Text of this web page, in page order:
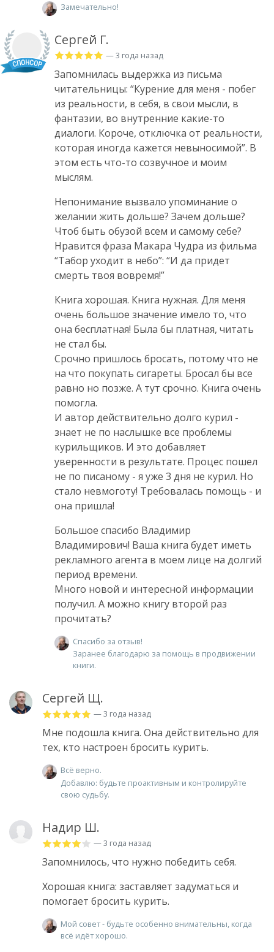
Замечательно!
Сергей Г.
— 3 года назад
Запомнилась выдержка из письма
читательницы: “Курение для меня - побег
из реальности, в себя, в свои мысли, в
фантазии, во внутренние какие-то
диалоги. Короче, отключка от реальности,
которая иногда кажется невыносимой”. В
этом есть что-то созвучное и моим
мыслям.
Непонимание вызвало упоминание о
желании жить дольше? Зачем дольше?
Чтоб быть обузой всем и самому себе?
Нравится фраза Макара Чудра из фильма
“Табор уходит в небо”: “И да придет
смерть твоя вовремя!”
Книга хорошая. Книга нужная. Для меня
очень большое значение имело то, что
она бесплатная! Была бы платная, читать
не стал бы.
Срочно пришлось бросать, потому что не
на что покупать сигареты. Бросал бы все
равно но позже. А тут срочно. Книга очень
помогла.
И автор действительно долго курил -
знает не по наслышке все проблемы
курильщиков. И это добавляет
уверенности в результате. Процес пошел
не по писаному - я уже 3 дня не курил. Но
стало невмоготу! Требовалась помощь - и
она пришла!
Большое спасибо Владимир
Владимирович! Ваша книга будет иметь
рекламного агента в моем лице на долгий
период времени.
Много новой и интересной информации
получил. А можно книгу второй раз
прочитать?
Спасибо за отзыв!
Заранее благодарю за помощь в продвижении
книги.
Сергей Щ.
— 3 года назад
Мне подошла книга. Она действительно для
тех, кто настроен бросить курить.
Всё верно.
Добавлю: будьте проактивным и контролируйте
свою судьбу.
Надир Ш.
— 3 года назад
Запомнилось, что нужно победить себя.
Хорошая книга: заставляет задуматься и
помогает бросить курить.
Мой совет - будьте особенно внимательны, когда
всё идёт хорошо.